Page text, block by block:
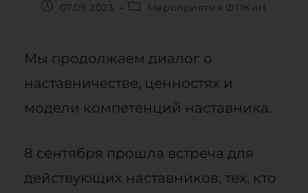
07.09.2023 Мероприятия ФПКиН
Мы продолжаем диалог о
наставничестве, ценностях и
модели компетенций наставника.
8 сентября прошла встреча для
действующих наставников, тех, кто